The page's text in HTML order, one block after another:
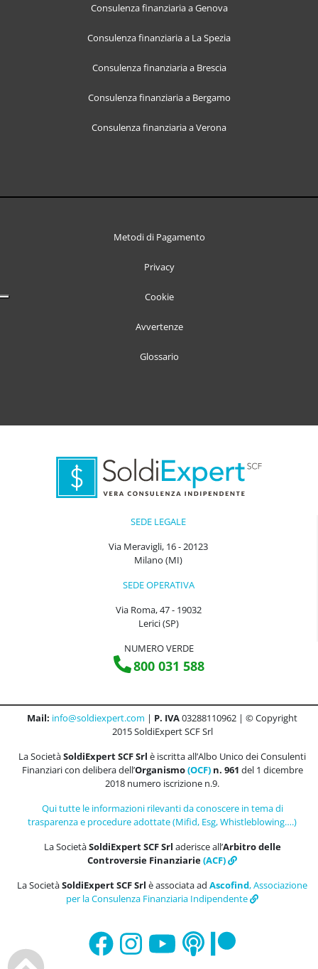
Consulenza finanziaria a Genova
Consulenza finanziaria a La Spezia
Consulenza finanziaria a Brescia
Consulenza finanziaria a Bergamo
Consulenza finanziaria a Verona
Metodi di Pagamento
Privacy
Cookie
Avvertenze
Glossario
SEDE LEGALE
Via Meravigli, 16 - 20123
Milano (MI)
SEDE OPERATIVA
Via Roma, 47 - 19032
Lerici (SP)
NUMERO VERDE
800 031 588
Mail: info@soldiexpert.com | P. IVA03288110962 | © Copyright
2015 SoldiExpert SCF Srl
La SocietàSoldiExpert SCF Srl è iscritta all’Albo Unico dei Consulenti
Finanziari con delibera dell’Organismo(OCF)n. 961 del 1 dicembre
2018 numero iscrizione n.9.
Qui tutte le informazioni rilevanti da conoscere in tema di
trasparenza e procedure adottate (Mifid, Esg, Whistleblowing….)
La SocietàSoldiExpert SCF Srl aderisce all’Arbitro delle
Controversie Finanziarie(ACF)
La SocietàSoldiExpert SCF Srl è associata ad Ascofind, Associazione
per la Consulenza Finanziaria Indipendente